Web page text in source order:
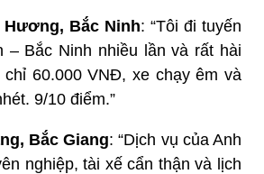
Hương, Bắc Ninh: “Tôi đi tuyến
– Bắc Ninh nhiều lần và rất hài
chỉ 60.000 VNĐ, xe chạy êm và
9/10 điểm.”
Bắc Giang: “Dịch vụ của Anh
nghiệp, tài xế cẩn thận và lịch